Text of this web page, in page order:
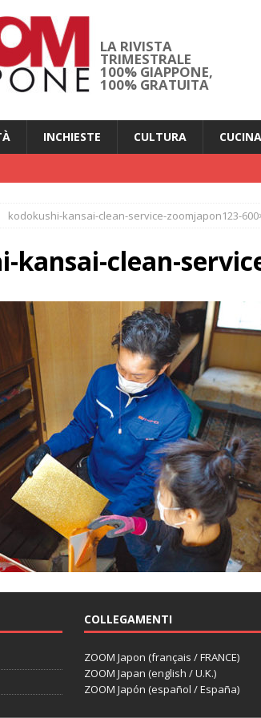
LA RIVISTA
TRIMESTRALE
100% GIAPPONE,
100% GRATUITA
INCHIESTE CULTURA CUCINA
kodokushi-kansai-clean-service-zoomjapon123-
kansai-clean-
COLLEGAMENTI
ZOOM Japon (français / FRANCE)
ZOOM Japan (english / U.K.)
ZOOM Japón (español / España)